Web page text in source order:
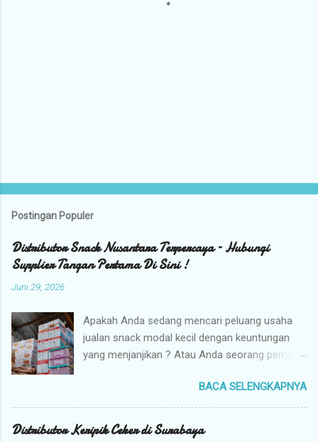
Postingan Populer
Distributor Snack Nusantara Terpercaya – Hubungi
Supplier Tangan Pertama Di Sini !
Juni 29, 2026
Apakah Anda sedang mencari peluang usaha
jualan snack modal kecil dengan keuntungan
yang menjanjikan ? Atau Anda seorang pemilik
tangan pertama dengan harga grosir camilan
kiloan termurah ? Camilan Nusantara hadir
sebagai jawaban atas kebutuhan bisnis Anda !
BACA SELENGKAPNYA
Distributor Keripik Ceker di Surabaya